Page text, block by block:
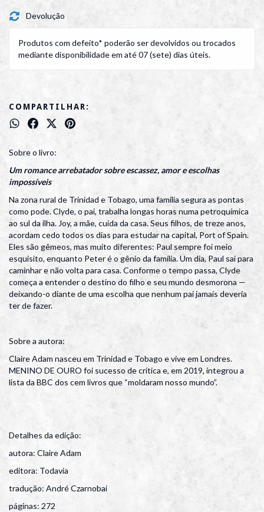
Devolução
Produtos com defeito* poderão ser devolvidos ou trocados
mediante disponibilidade em até 07 (sete) dias úteis.
COMPARTILHAR:
Sobre o livro:
Um romance arrebatador sobre escassez, amor e escolhas
impossíveis
Na zona rural de Trinidad e Tobago, uma família segura as pontas
como pode. Clyde, o pai, trabalha longas horas numa petroquímica
ao sul da ilha. Joy, a mãe, cuida da casa. Seus filhos, de treze anos,
acordam cedo todos os dias para estudar na capital, Port of Spain.
Eles são gêmeos, mas muito diferentes: Paul sempre foi meio
esquisito, enquanto Peter é o gênio da família. Um dia, Paul sai para
caminhar e não volta para casa. Conforme o tempo passa, Clyde
começa a entender o destino do filho e seu mundo desmorona —
deixando-o diante de uma escolha que nenhum pai jamais deveria
ter de fazer.
Sobre a autora:
Claire Adam nasceu em Trinidad e Tobago e vive em Londres.
MENINO DE OURO foi sucesso de crítica e, em 2019, integrou a
lista da BBC dos cem livros que “moldaram nosso mundo”.
Detalhes da edição:
autora: Claire Adam
editora: Todavia
tradução: André Czarnobai
páginas: 272